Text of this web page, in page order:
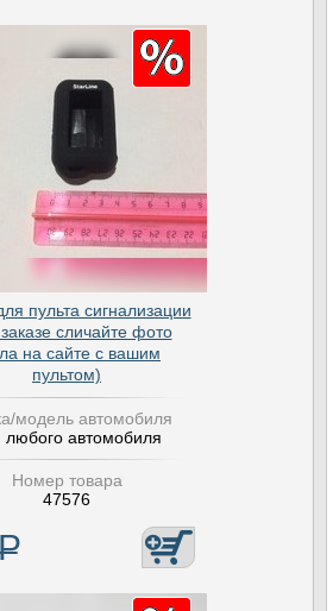
пульта сигнализации
сличайте фото
на сайте с вашим
пультом)
модель автомобиля
любого автомобиля
Номер товара
47576